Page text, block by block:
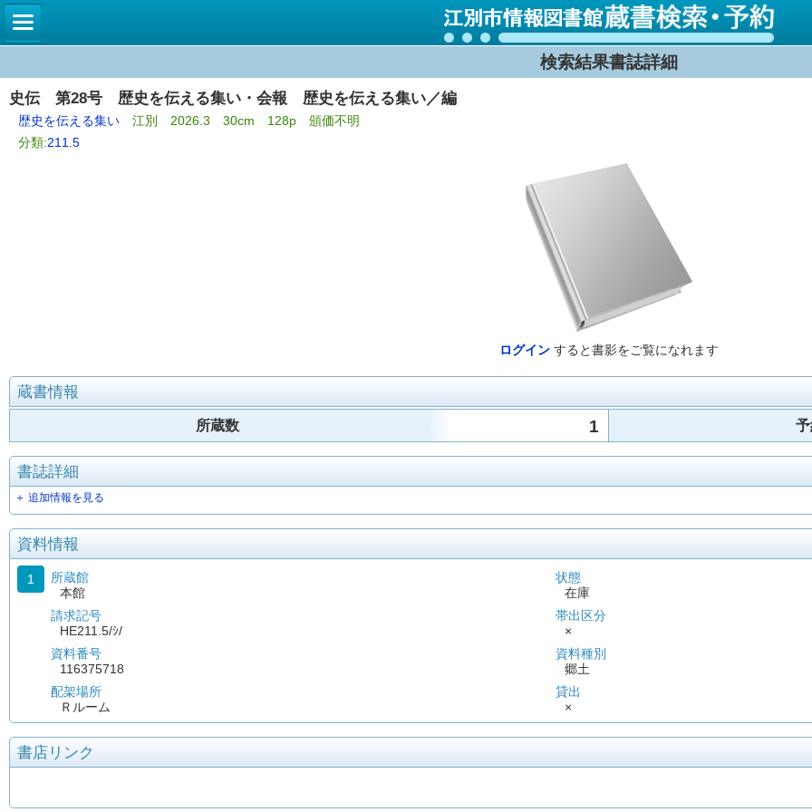
検索結果書誌詳細
史伝 第28号 歴史を伝える集い・会報 歴史を伝える集い／編
歴史を伝える集い 江別 2026.3 30cm 128p 頒価不明
分類:211.5
ログイン すると書影をご覧になれます
蔵書情報
所蔵数 1
書誌詳細
＋ 追加情報を見る
資料情報
1
所蔵館
本館
請求記号
HE211.5/ｼ/
資料番号
116375718
配架場所
Ｒルーム
状態
在庫
帯出区分
×
資料種別
郷土
貸出
×
書店リンク